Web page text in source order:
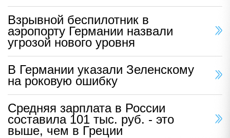
Взрывной беспилотник в
аэропорту Германии назвали
угрозой нового уровня
В Германии указали Зеленскому
на роковую ошибку
Средняя зарплата в России
составила 101 тыс. руб. - это
выше, чем в Греции